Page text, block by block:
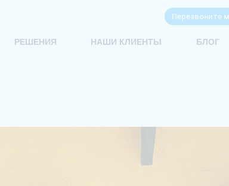
Перезвоните
РЕШЕНИЯ НАШИ КЛИЕНТЫ БЛОГ